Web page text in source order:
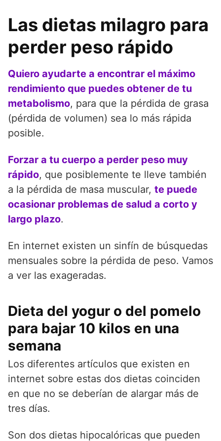
Las dietas milagro para
perder peso rápido
Quiero ayudarte a encontrar el máximo
rendimiento que puedes obtener de tu
metabolismo, para que la pérdida de grasa
(pérdida de volumen) sea lo más rápida
posible.
Forzar a tu cuerpo a perder peso muy
rápido, que posiblemente te lleve también
a la pérdida de masa muscular, te puede
ocasionar problemas de salud a corto y
largo plazo.
En internet existen un sinfín de búsquedas
mensuales sobre la pérdida de peso. Vamos
a ver las exageradas.
Dieta del yogur o del pomelo
para bajar 10 kilos en una
semana
Los diferentes artículos que existen en
internet sobre estas dos dietas coinciden
en que no se deberían de alargar más de
tres días.
Son dos dietas hipocalóricas que pueden